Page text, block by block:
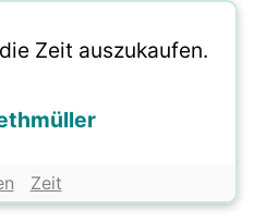
Zeit auszukaufen.
Zeit